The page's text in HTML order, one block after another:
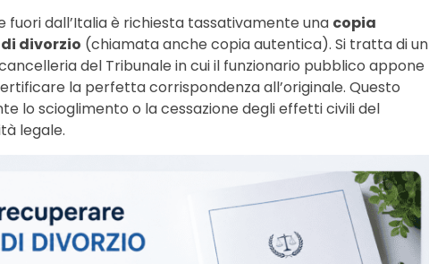
fuori dall’Italia è richiesta tassativamente una copia
divorzio (chiamata anche copia autentica). Si tratta di un
del Tribunale in cui il funzionario pubblico appone
la perfetta corrispondenza all’originale. Questo
lo scioglimento o la cessazione degli effetti civili del
legale.